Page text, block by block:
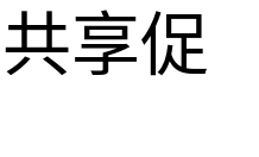
享促